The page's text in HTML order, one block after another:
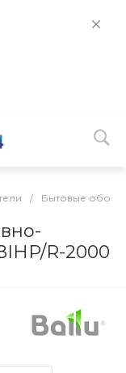
/ Бытовые
R-2000